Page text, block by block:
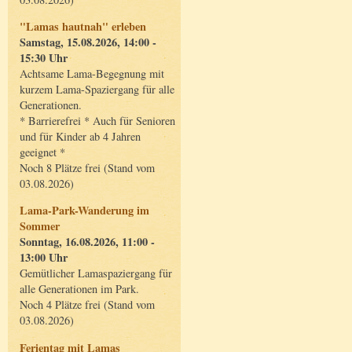
"Lamas hautnah" erleben
Samstag, 15.08.2026, 14:00 -
15:30 Uhr
Achtsame Lama-Begegnung mit
kurzem Lama-Spaziergang für alle
Generationen.
* Barrierefrei * Auch für Senioren
und für Kinder ab 4 Jahren
geeignet *
Noch 8 Plätze frei (Stand vom
03.08.2026)
Lama-Park-Wanderung im
Sommer
Sonntag, 16.08.2026, 11:00 -
13:00 Uhr
Gemütlicher Lamaspaziergang für
alle Generationen im Park.
Noch 4 Plätze frei (Stand vom
03.08.2026)
Ferientag mit Lamas